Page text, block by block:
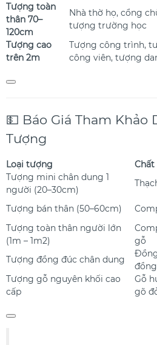
Tượng toàn
thân 70–
120cm
Nhà thờ họ, cổng
tượng trường học
Tượng cao
trên 2m
Tượng công trình,
công viên, tượng
💵 Báo Giá Tham Khảo
Tượng
Loại tượng Chất
Tượng mini chân dung 1
người (20–30cm)
Tượng bán thân (50–60cm)
Tượng toàn thân người lớn
(1m – 1m2)
gỗ
Tượng đồng đúc chân dung
Tượng gỗ nguyên khối cao
cấp
Gỗ
gõ